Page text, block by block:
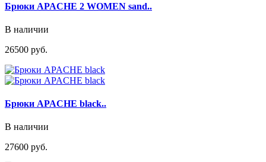
Брюки APACHE 2 WOMEN sand..
В наличии
26500 руб.
Брюки APACHE black..
В наличии
27600 руб.